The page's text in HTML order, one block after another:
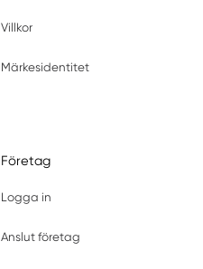
Villkor
Märkesidentitet
Företag
Logga in
Anslut företag